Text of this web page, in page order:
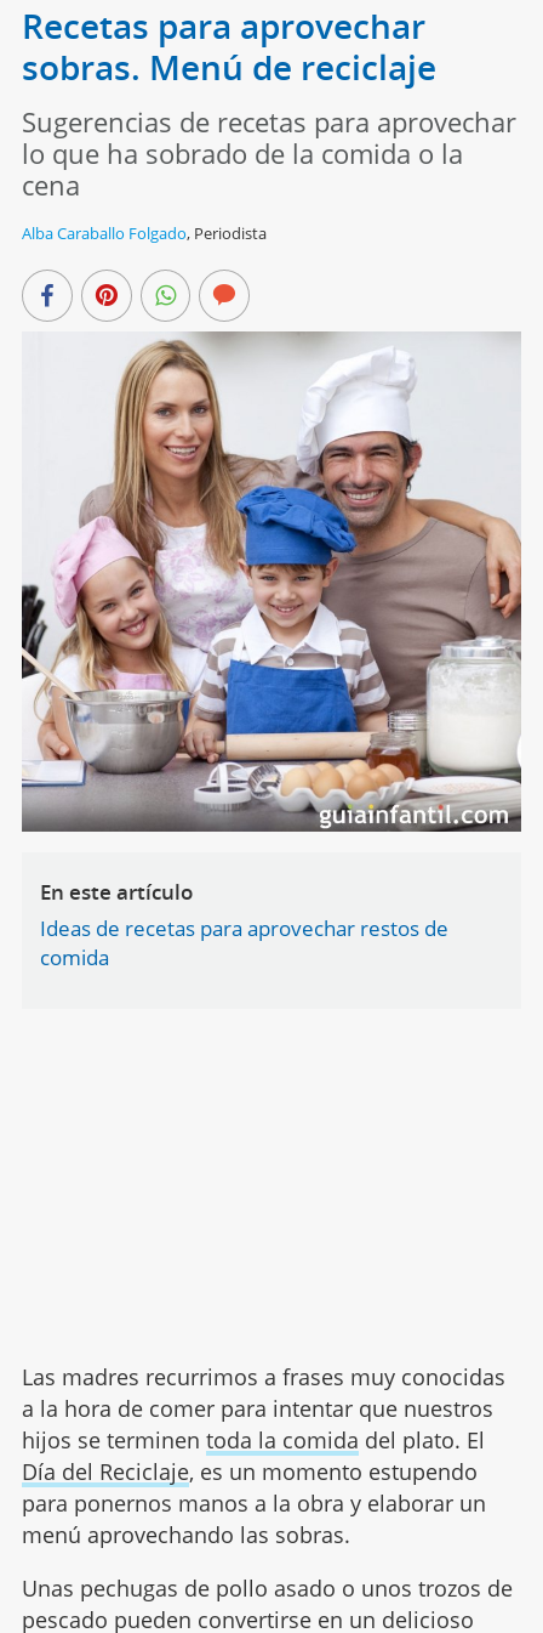
Recetas para aprovechar
sobras. Menú de reciclaje
Sugerencias de recetas para aprovechar
lo que ha sobrado de la comida o la
cena
Alba Caraballo Folgado, Periodista
En este artículo
Ideas de recetas para aprovechar restos de
comida
Las madres recurrimos a frases muy conocidas
a la hora de comer para intentar que nuestros
hijos se terminen toda la comida del plato. El
Día del Reciclaje, es un momento estupendo
para ponernos manos a la obra y elaborar un
menú aprovechando las sobras.
Unas pechugas de pollo asado o unos trozos de
pescado pueden convertirse en un delicioso